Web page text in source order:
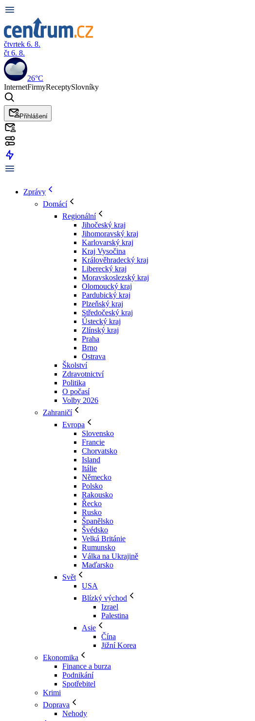
čtvrtek 6. 8.
čt 6. 8.
26°C
InternetFirmyReceptySlovníky
Přihlášení
Zprávy
Domácí
Regionální
Jihočeský kraj
Jihomoravský kraj
Karlovarský kraj
Kraj Vysočina
Králověhradecký kraj
Liberecký kraj
Moravskoslezský kraj
Olomoucký kraj
Pardubický kraj
Plzeňský kraj
Středočeský kraj
Ústecký kraj
Zlínský kraj
Praha
Brno
Ostrava
Školství
Zdravotnictví
Politika
O počasí
Volby 2026
Zahraničí
Evropa
Slovensko
Francie
Chorvatsko
Island
Itálie
Německo
Polsko
Rakousko
Řecko
Rusko
Španělsko
Švédsko
Velká Británie
Rumunsko
Válka na Ukrajině
Maďarsko
Svět
USA
Blízký východ
Izrael
Palestina
Asie
Čína
Jižní Korea
Ekonomika
Finance a burza
Podnikání
Spotřebitel
Krimi
Doprava
Nehody